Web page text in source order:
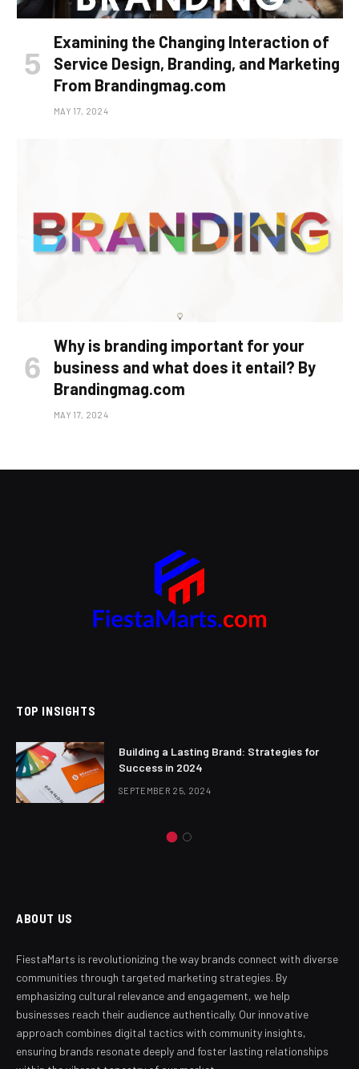
Examining the Changing Interaction of
Service Design, Branding, and Marketing
From Brandingmag.com
MAY 17, 2024
Why is branding important for your
business and what does it entail? By
Brandingmag.com
MAY 17, 2024
TOP INSIGHTS
Building a Lasting Brand: Strategies for
Success in 2024
SEPTEMBER 25, 2024
ABOUT US
FiestaMarts is revolutionizing the way brands connect with diverse
communities through targeted marketing strategies. By
emphasizing cultural relevance and engagement, we help
businesses reach their audience authentically. Our innovative
approach combines digital tactics with community insights,
ensuring brands resonate deeply and foster lasting relationships